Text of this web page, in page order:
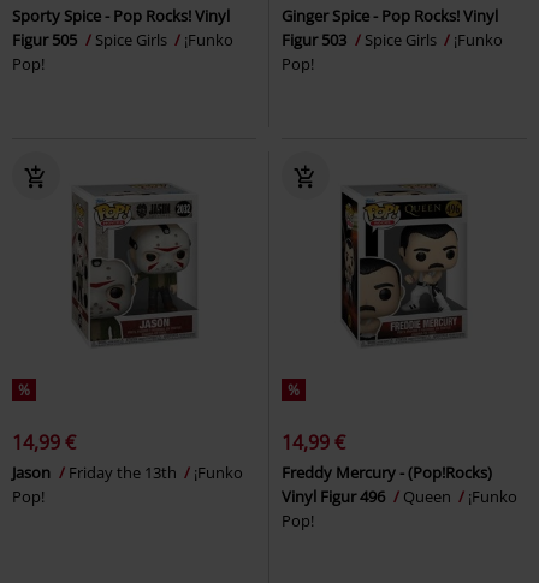
Sporty Spice - Pop Rocks! Vinyl
Figur 505
Spice Girls
¡Funko
Pop!
Ginger Spice - Pop Rocks! Vinyl
Figur 503
Spice Girls
¡Funko
Pop!
%
14,99 €
Jason Friday the 13th
¡Funko
Pop!
%
14,99 €
Freddy Mercury - (Pop!Rocks)
Vinyl Figur 496
Queen
¡Funko
Pop!